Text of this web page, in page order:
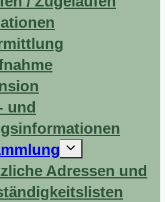
und
Untermenü
Adressen und